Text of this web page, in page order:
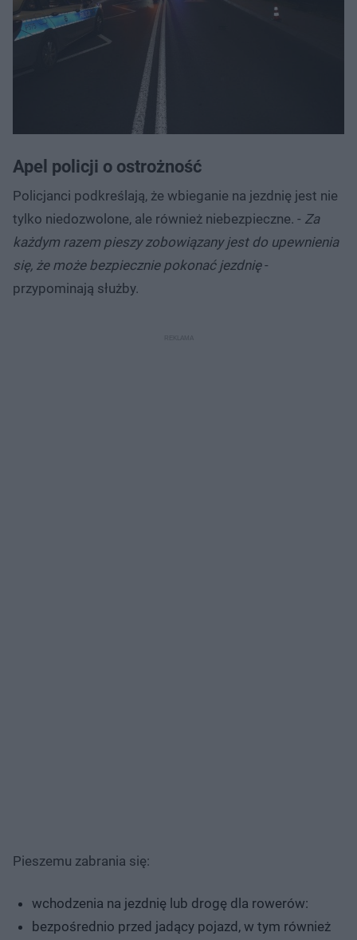
Apel policji o ostrożność
Policjanci podkreślają, że wbieganie na jezdnię jest nie
tylko niedozwolone, ale również niebezpieczne. - Za
każdym razem pieszy zobowiązany jest do upewnienia
się, że może bezpiecznie pokonać jezdnię-
przypominają służby.
Pieszemu zabrania się:
wchodzenia na jezdnię lub drogę dla rowerów:
bezpośrednio przed jadący pojazd, w tym również